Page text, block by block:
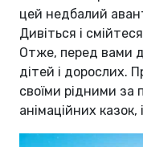
цей недбалий
Дивіться і
Отже, перед вами
дітей і дорослих.
своїми рідними за
анімаційних